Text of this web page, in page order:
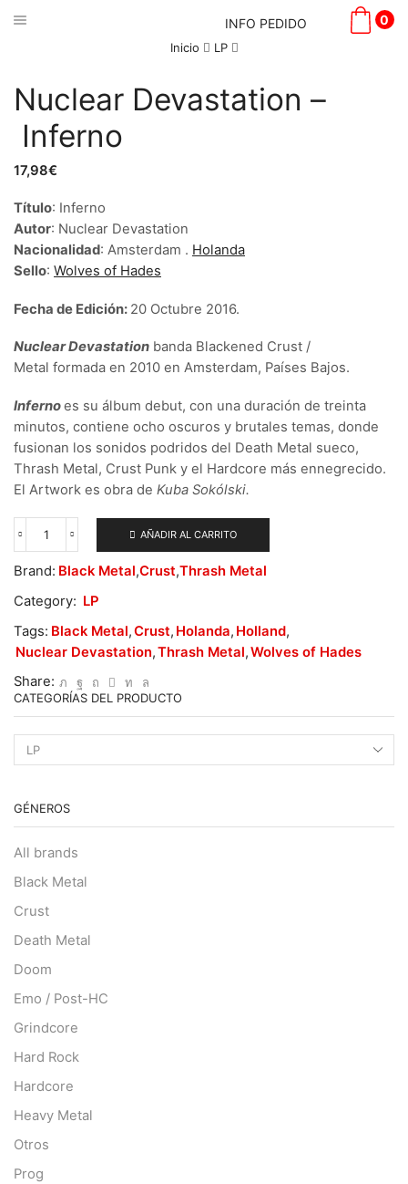
INFO PEDIDO 0
Inicio LP
Nuclear Devastation –
Inferno
17,98€
Título: Inferno
Autor: Nuclear Devastation
Nacionalidad: Amsterdam . Holanda
Sello: Wolves of Hades
Fecha de Edición: 20 Octubre 2016.
Nuclear Devastation banda Blackened Crust /
Metal formada en 2010 en Amsterdam, Países Bajos.
Infernoes su álbum debut, con una duración de treinta
minutos, contiene ocho oscuros y brutales temas, donde
fusionan los sonidos podridos del Death Metal sueco,
Thrash Metal, Crust Punk y el Hardcore más ennegrecido.
El Artwork es obra de Kuba Sokólski.
Nuclear
–
cantidad
AÑADIR AL CARRITO
Brand: Black Metal,Crust,Thrash Metal
Category: LP
Tags: Black Metal,Crust, Holanda, Holland,
Nuclear Devastation,Thrash Metal,Wolves of Hades
Share:
CATEGORÍAS DEL PRODUCTO
GÉNEROS
All brands
Black Metal
Crust
Death Metal
Doom
Emo / Post-HC
Grindcore
Hard Rock
Hardcore
Heavy Metal
Otros
Prog